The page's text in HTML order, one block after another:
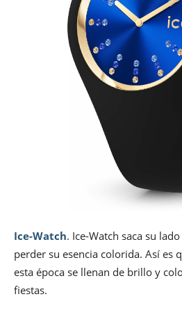
Ice-Watch. Ice-Watch saca su
perder su esencia colorida. Así es
esta época se llenan de brillo y
fiestas.